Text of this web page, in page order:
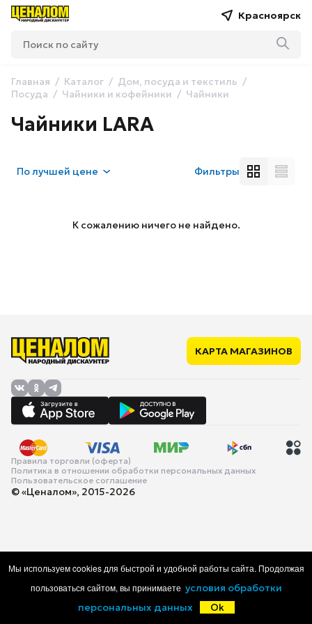
Красноярск
Главная Каталог
Дом, посуда и текстиль
Посуда
Чайники и кофейники Чайники
Чайники LARA
Получшей цене Фильтры
К сожалению ничего не найдено.
КАРТА МАГАЗИНОВ
Правила торговли (оферта)
Политика в отношении обработки персональных данных
Пользовательское соглашение
© «Ценалом», 2015-2026
Каталог Корзина Избранное
Мы используем cookies для быстрой и удобной работы сайта. Продолжая
пользоваться сайтом, вы принимаете условия обработки
персональных данных
Ok